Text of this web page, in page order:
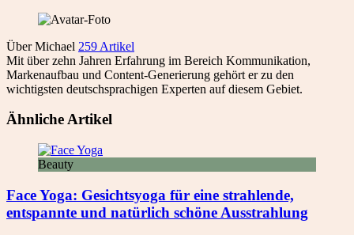
Über Michael 259 Artikel
Mit über zehn Jahren Erfahrung im Bereich Kommunikation,
Markenaufbau und Content-Generierung gehört er zu den
wichtigsten deutschsprachigen Experten auf diesem Gebiet.
Ähnliche Artikel
Beauty
Face Yoga: Gesichtsyoga für eine strahlende,
entspannte und natürlich schöne Ausstrahlung